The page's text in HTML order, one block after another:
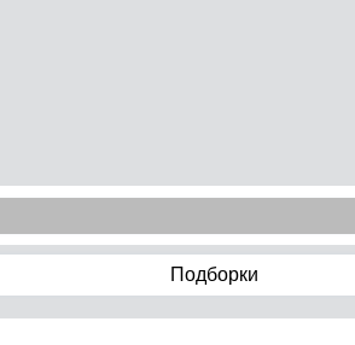
Подборки